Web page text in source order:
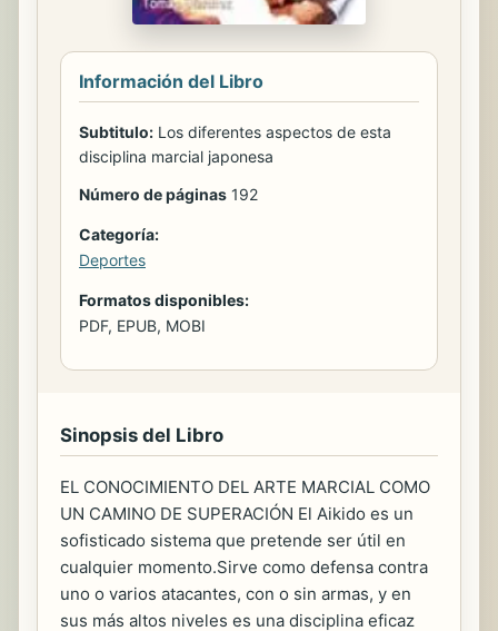
Información del Libro
Subtitulo: Los diferentes aspectos de esta
disciplina marcial japonesa
Número de páginas 192
Categoría:
Deportes
Formatos disponibles:
PDF, EPUB, MOBI
Sinopsis del Libro
EL CONOCIMIENTO DEL ARTE MARCIAL COMO
UN CAMINO DE SUPERACIÓN El Aikido es un
sofisticado sistema que pretende ser útil en
cualquier momento.Sirve como defensa contra
uno o varios atacantes, con o sin armas, y en
sus más altos niveles es una disciplina eficaz